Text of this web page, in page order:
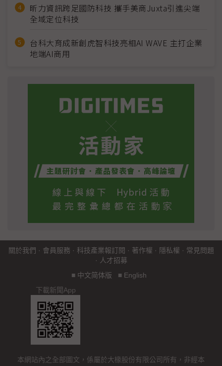
昕力資訊跨足國防科技 攜手美商Juxta引進尖端
全域定位科技
台科大育成新創虎智科技亮相AI WAVE 主打企業
地端AI商用
關於我們 · 會員服務 · 科技產業報訂閱 · 著作權 · 隱私權 · 常見問題
· 人才招募
■ 中文简体版 ■ English
下載新聞App
本網站內之全部圖文，係屬於大椽股份有限公司所有，非經本